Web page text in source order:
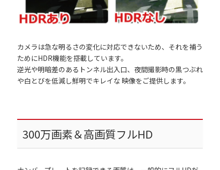
カメラは急な明るさの変化に対応できないため、それを補う
ためにHDR機能を搭載しています。
逆光や明暗差のあるトンネル出入口、夜間撮影時の黒つぶれ
や白とびを低減し鮮明でキレイな 映像をご提供します。
300万画素＆高画質フルHD